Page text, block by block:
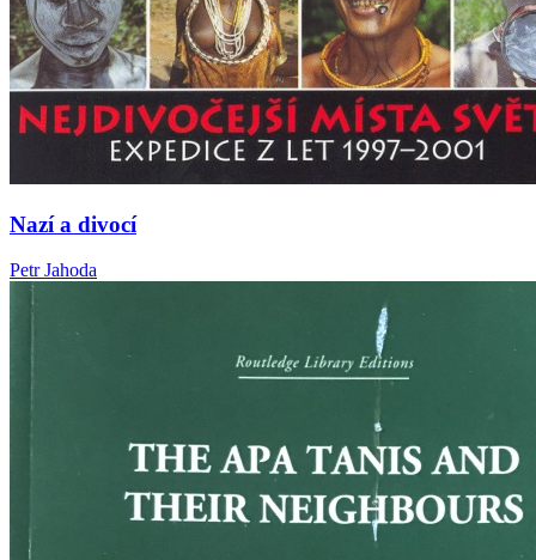
Nazí a divocí
Petr Jahoda